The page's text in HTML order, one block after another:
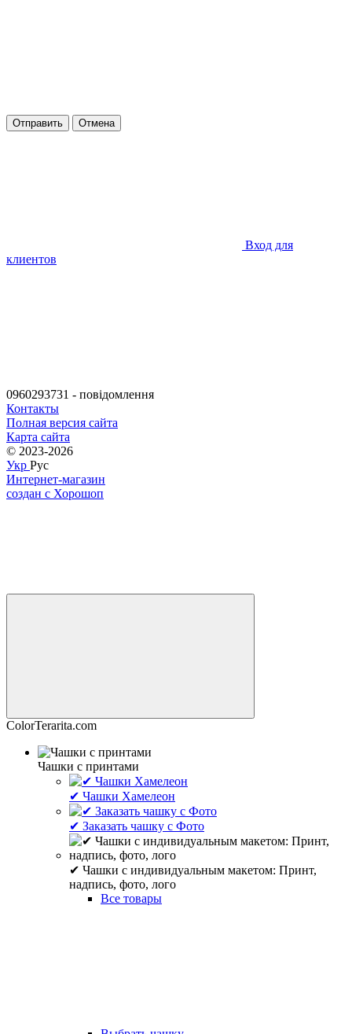
Отправить Отмена
Вход для
клиентов
0960293731 - повідомлення
Контакты
Полная версия сайта
Карта сайта
© 2023-2026
Укр Рус
Интернет-магазин
создан с Хорошоп
ColorTerarita.com
Чашки с принтами
✔ Чашки Хамелеон
✔ Заказать чашку с Фото
✔ Чашки с индивидуальным макетом: Принт,
надпись, фото, лого
Все товары